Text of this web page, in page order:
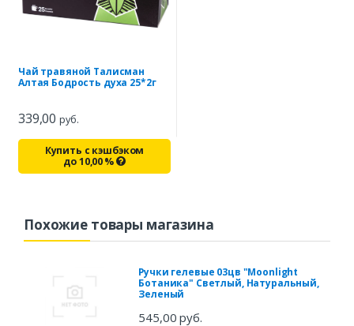
Чай травяной Талисман
Алтая Бодрость духа 25*2г
339,00 руб.
Купить с кэшбэком
до10,00%
Похожие товары магазина
Ручки гелевые 03цв "Moonlight
Ботаника" Светлый, Натуральный,
Зеленый
545,00 руб.